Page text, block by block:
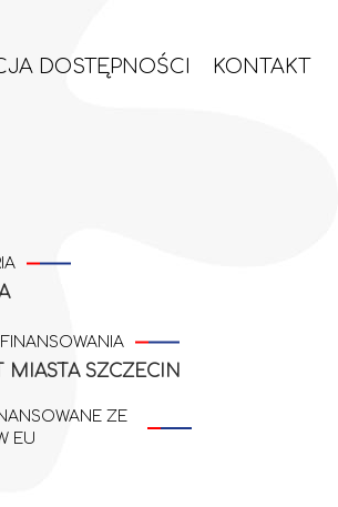
DOSTĘPNOŚCI KONTAKT
MIASTA SZCZECIN
ZE
EU